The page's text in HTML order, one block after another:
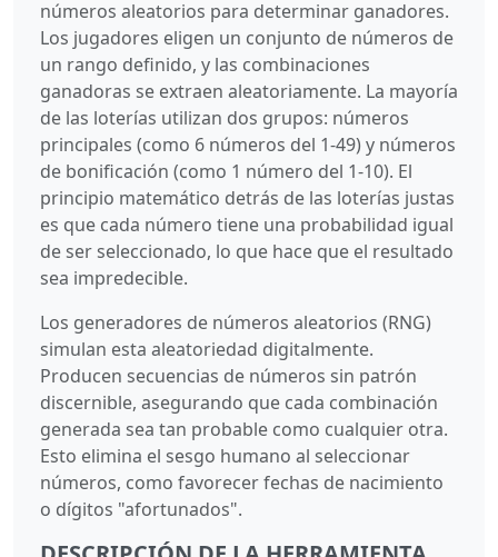
números aleatorios para determinar ganadores.
Los jugadores eligen un conjunto de números de
un rango definido, y las combinaciones
ganadoras se extraen aleatoriamente. La mayoría
de las loterías utilizan dos grupos: números
principales (como 6 números del 1-49) y números
de bonificación (como 1 número del 1-10). El
principio matemático detrás de las loterías justas
es que cada número tiene una probabilidad igual
de ser seleccionado, lo que hace que el resultado
sea impredecible.
Los generadores de números aleatorios (RNG)
simulan esta aleatoriedad digitalmente.
Producen secuencias de números sin patrón
discernible, asegurando que cada combinación
generada sea tan probable como cualquier otra.
Esto elimina el sesgo humano al seleccionar
números, como favorecer fechas de nacimiento
o dígitos "afortunados".